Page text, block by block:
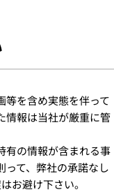
等を含め実態を伴って
情報は当社が厳重に管
有の情報が含まれる事
って、弊社の承諾なし
お避け下さい。